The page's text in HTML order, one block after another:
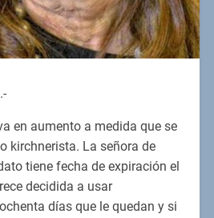
en aumento a medida que se
kirchnerista. La señora de
tiene fecha de expiración el
decidida a usar
días que le quedan y si